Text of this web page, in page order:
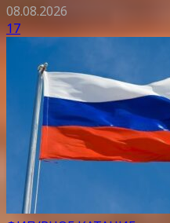
08.08.2026
17